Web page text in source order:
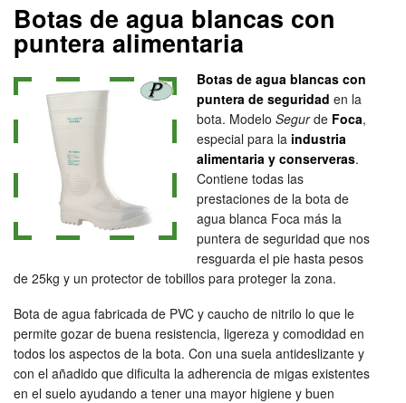
Botas de agua blancas con
puntera alimentaria
Botas de agua blancas con
puntera de seguridad en la
bota. Modelo Segurde Foca,
especial para la industria
alimentaria y conserveras.
Contiene todas las
prestaciones de la bota de
agua blanca Foca más la
puntera de seguridad que nos
resguarda el pie hasta pesos
de 25kg y un protector de tobillos para proteger la zona.
Bota de agua fabricada de PVC y caucho de nitrilo lo que le
permite gozar de buena resistencia, ligereza y comodidad en
todos los aspectos de la bota. Con una suela antideslizante y
con el añadido que dificulta la adherencia de migas existentes
en el suelo ayudando a tener una mayor higiene y buen